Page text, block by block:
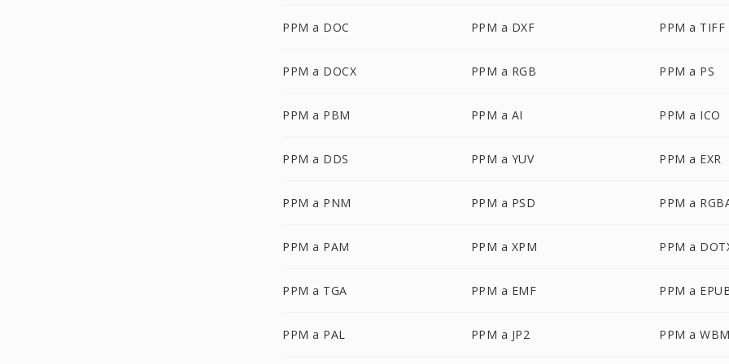
PPM a DOC PPM a DXF PPM a TIFF
PPM a DOCX PPM a RGB PPM a PS
PPM a PBM PPM a AI PPM a ICO
PPM a DDS PPM a YUV PPM a EXR
PPM a PNM PPM a PSD PPM a
PPM a PAM PPM a XPM PPM a
PPM a TGA PPM a EMF PPM a
PPM a PAL PPM a JP2 PPM a